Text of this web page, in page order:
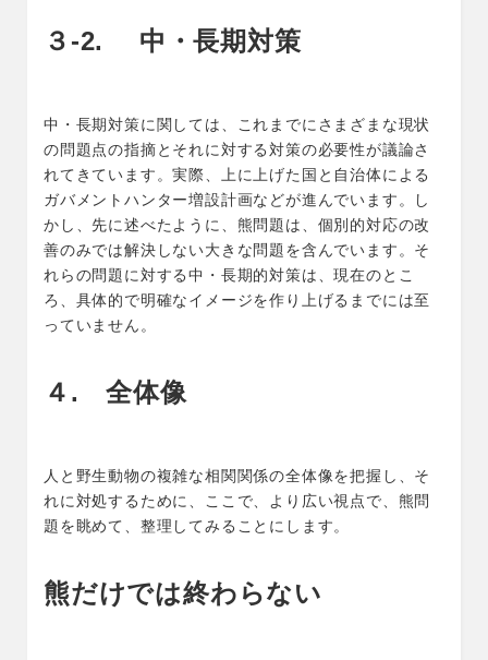
３-2. 中・長期対策
中・長期対策に関しては、これまでにさまざまな現状
の問題点の指摘とそれに対する対策の必要性が議論さ
れてきています。実際、上に上げた国と自治体による
ガバメントハンター増設計画などが進んでいます。し
かし、先に述べたように、熊問題は、個別的対応の改
善のみでは解決しない大きな問題を含んでいます。そ
れらの問題に対する中・長期的対策は、現在のとこ
ろ、具体的で明確なイメージを作り上げるまでには至
っていません。
４. 全体像
人と野生動物の複雑な相関関係の全体像を把握し、そ
れに対処するために、ここで、より広い視点で、熊問
題を眺めて、整理してみることにします。
熊だけでは終わらない